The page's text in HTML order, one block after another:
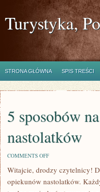
Turystyka,
STRONA GŁÓWNA SPIS TREŚCI
5 sposobów
nastolatków
COMMENTS OFFON
SPOSOBÓW
NA
RADZENIE
Witajcie, drodzy czytelnicy!
⁤opiekunów nastolatków.